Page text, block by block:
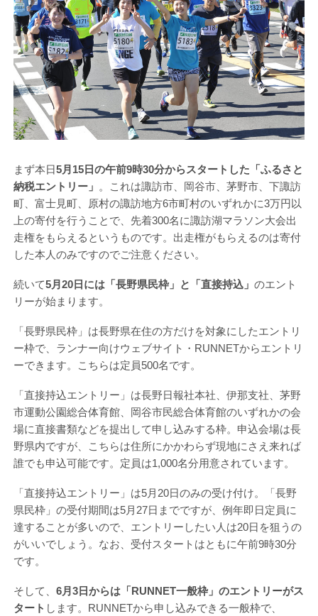
まず本日5月15日の午前9時30分からスタートした「ふるさと
納税エントリー」 。これは諏訪市、岡谷市、茅野市、下諏訪
町、富士見町、原村の諏訪地方6市町村のいずれかに3万円以
上の寄付を行うことで、先着300名に諏訪湖マラソン大会出
走権をもらえるというものです。出走権がもらえるのは寄付
した本人のみですのでご注意ください。
続いて5月20日には「長野県民枠」と「直接持込」 のエント
リーが始まります。
「長野県民枠」は長野県在住の方だけを対象にしたエントリ
ー枠で、ランナー向けウェブサイト・RUNNETからエントリ
ーできます。こちらは定員500名です。
「直接持込エントリー」は長野日報社本社、伊那支社、茅野
市運動公園総合体育館、岡谷市民総合体育館のいずれかの会
場に直接書類などを提出して申し込みする枠。申込会場は長
野県内ですが、こちらは住所にかかわらず現地にさえ来れば
誰でも申込可能です。定員は1,000名分用意されています。
「直接持込エントリー」は5月20日のみの受け付け。「長野
県民枠」の受付期間は5月27日までですが、例年即日定員に
達することが多いので、エントリーしたい人は20日を狙うの
がいいでしょう。なお、受付スタートはともに午前9時30分
です。
そして、 6月3日からは「RUNNET一般枠」のエントリーがス
タート します。RUNNETから申し込みできる一般枠で、